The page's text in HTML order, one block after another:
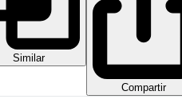
Similar
Compartir